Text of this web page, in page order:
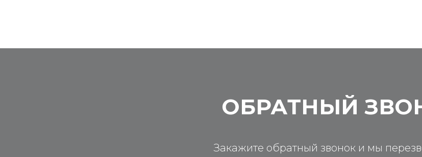
ОБРАТНЫЙ
Закажите обратный звонок и мы